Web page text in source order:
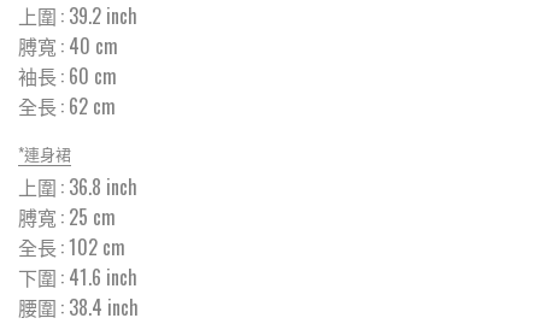
上圍 : 39.2 inch
膊寬 : 40 cm
袖長 : 60 cm
全長 : 62 cm
*連身裙
上圍 : 36.8 inch
膊寬 : 25 cm
全長 :102 cm
下圍 : 41.6 inch
腰圍 : 38.4 inch